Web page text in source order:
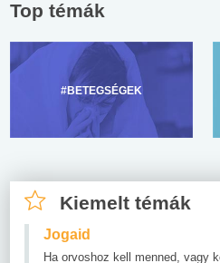
Top témák
#BETEGSÉGEK
Kiemelt témák
Jogaid
Ha orvoshoz kell menned, vagy